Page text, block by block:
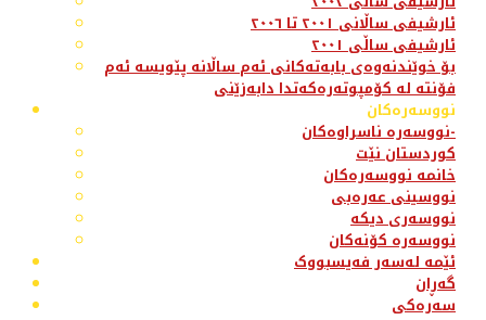
ئارشیفی ساڵانی ٢٠٠١ تا ٢٠٠٦
ئارشیفی ساڵی ٢٠٠١
بۆ خوێندنەوەی بابەتەکانی ئەم ساڵانە پێویسە ئەم
فۆنتە لە کۆمپوتەرەکەتدا دابەزێنی
نووسەرەکان
نووسەرە ناسراوەکان-
کوردستان نێت
خانمە نووسەرەکان
نووسینی عەرەبی
نووسەری دیکە
نووسەرە کۆنەکان
ئێمە لەسەر فەیسبووک
گەڕان
سەرەکی